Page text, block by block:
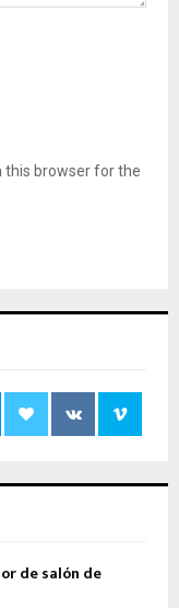
this browser for the
de salón de